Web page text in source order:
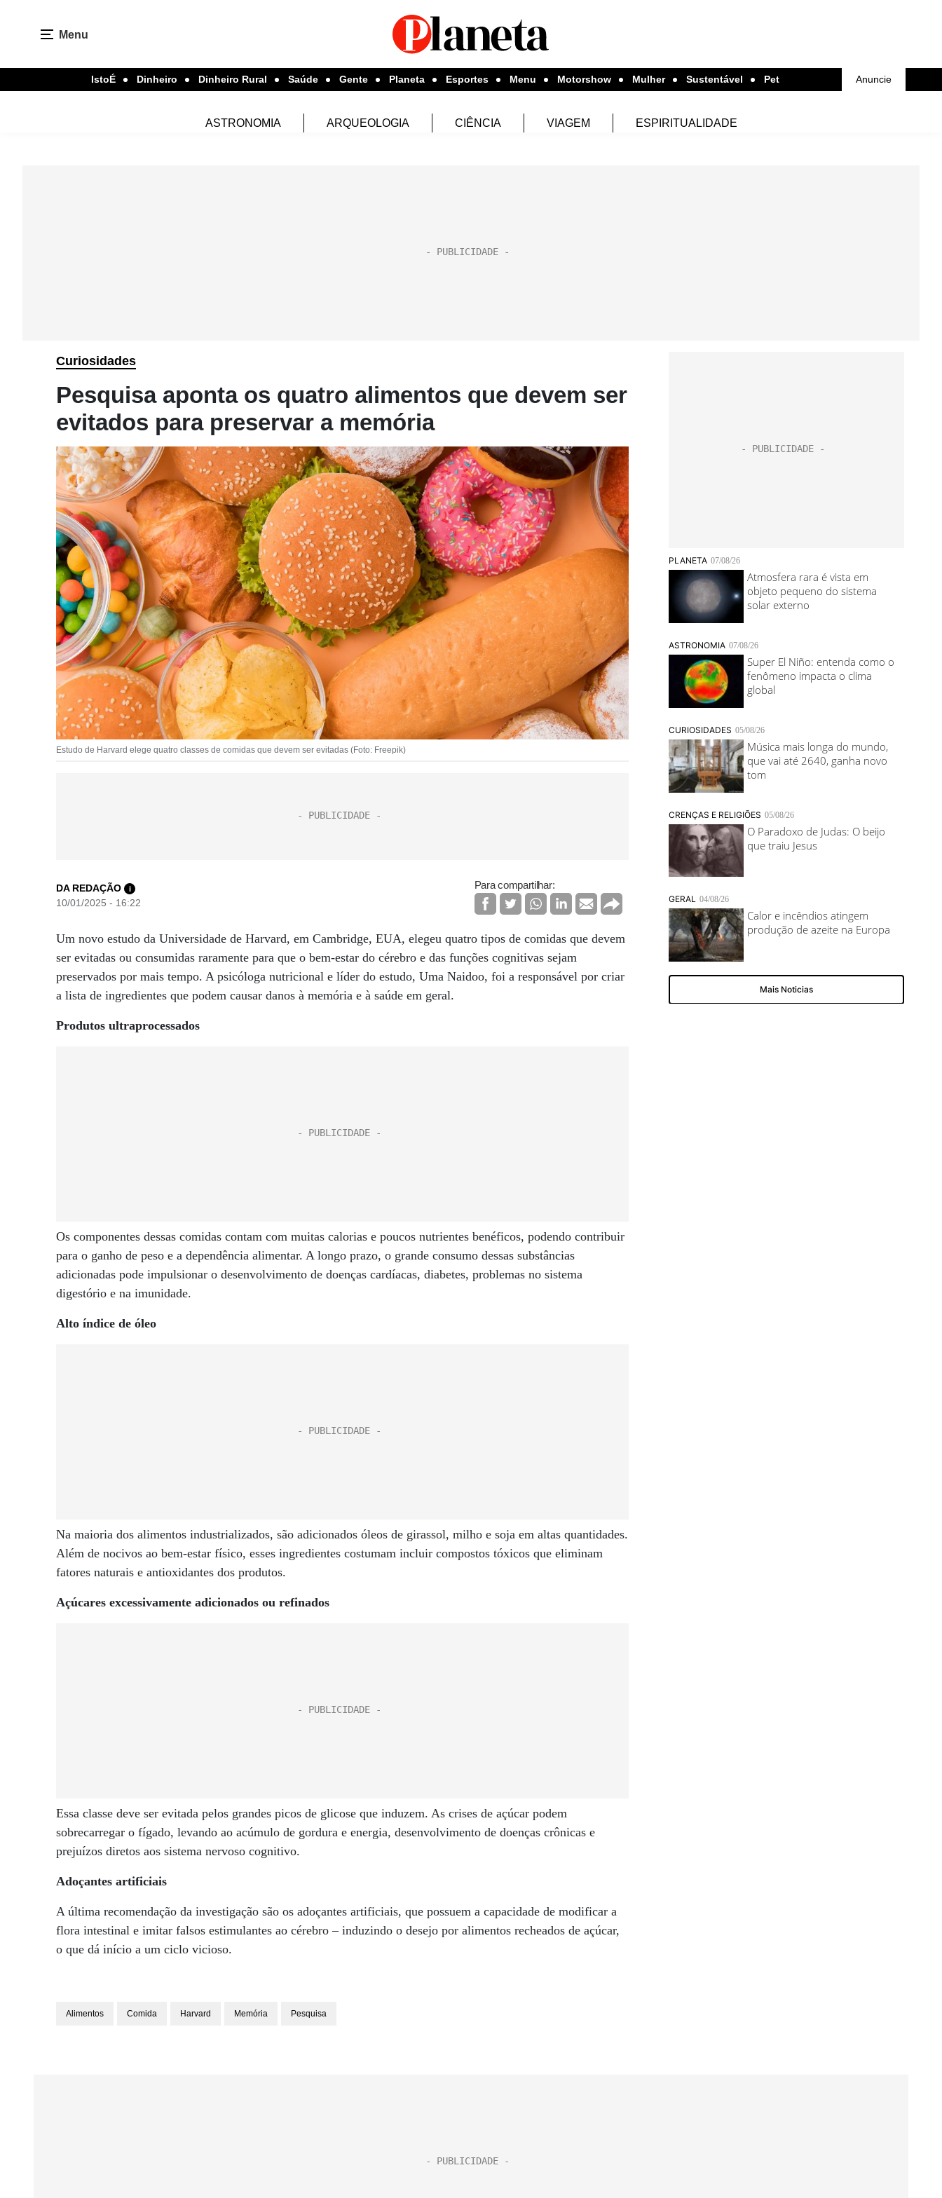
Menu
IstoÉ Dinheiro Dinheiro Rural Saúde Gente Planeta Esportes Menu Motorshow Mulher Sustentável Pet Anuncie
ASTRONOMIA ARQUEOLOGIA CIÊNCIA VIAGEM ESPIRITUALIDADE
Curiosidades
Pesquisa aponta os quatro alimentos que devem ser
evitados para preservar a memória
Estudo de Harvard elege quatro classes de comidas que devem ser evitadas (Foto: Freepik)
DA REDAÇÃO i
10/01/2025 - 16:22
Para compartilhar:
Um novo estudo da Universidade de Harvard, em Cambridge, EUA, elegeu quatro tipos de comidas que devem
ser evitadas ou consumidas raramente para que o bem-estar do cérebro e das funções cognitivas sejam
preservados por mais tempo. A psicóloga nutricional e líder do estudo, Uma Naidoo, foi a responsável por criar
a lista de ingredientes que podem causar danos à memória e à saúde em geral.
Produtos ultraprocessados
Os componentes dessas comidas contam com muitas calorias e poucos nutrientes benéficos, podendo contribuir
para o ganho de peso e a dependência alimentar. A longo prazo, o grande consumo dessas substâncias
adicionadas pode impulsionar o desenvolvimento de doenças cardíacas, diabetes, problemas no sistema
digestório e na imunidade.
Alto índice de óleo
Na maioria dos alimentos industrializados, são adicionados óleos de girassol, milho e soja em altas quantidades.
Além de nocivos ao bem-estar físico, esses ingredientes costumam incluir compostos tóxicos que eliminam
fatores naturais e antioxidantes dos produtos.
Açúcares excessivamente adicionados ou refinados
Essa classe deve ser evitada pelos grandes picos de glicose que induzem. As crises de açúcar podem
sobrecarregar o fígado, levando ao acúmulo de gordura e energia, desenvolvimento de doenças crônicas e
prejuízos diretos aos sistema nervoso cognitivo.
Adoçantes artificiais
A última recomendação da investigação são os adoçantes artificiais, que possuem a capacidade de modificar a
flora intestinal e imitar falsos estimulantes ao cérebro – induzindo o desejo por alimentos recheados de açúcar,
o que dá início a um ciclo vicioso.
Alimentos Comida Harvard Memória Pesquisa